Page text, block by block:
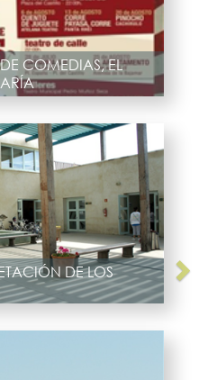
COMEDIAS, EL
DE LOS